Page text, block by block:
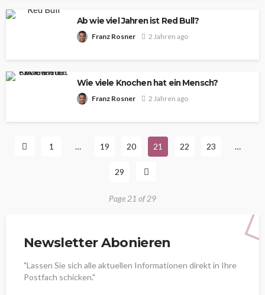
Ab wie viel Jahren ist Red Bull?
Franz Rosner 2 Jahren ago
Wie viele Knochen hat ein Mensch?
Franz Rosner 2 Jahren ago
1 … 19 20 21 22 23 …
29
Page 21 of 29
Newsletter Abonieren
"Lassen Sie sich alle aktuellen Informationen direkt in Ihre
Postfach schicken."